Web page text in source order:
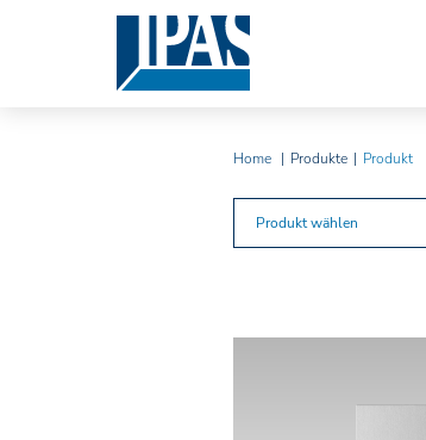
Home Produkte Produkt
Produkt wählen